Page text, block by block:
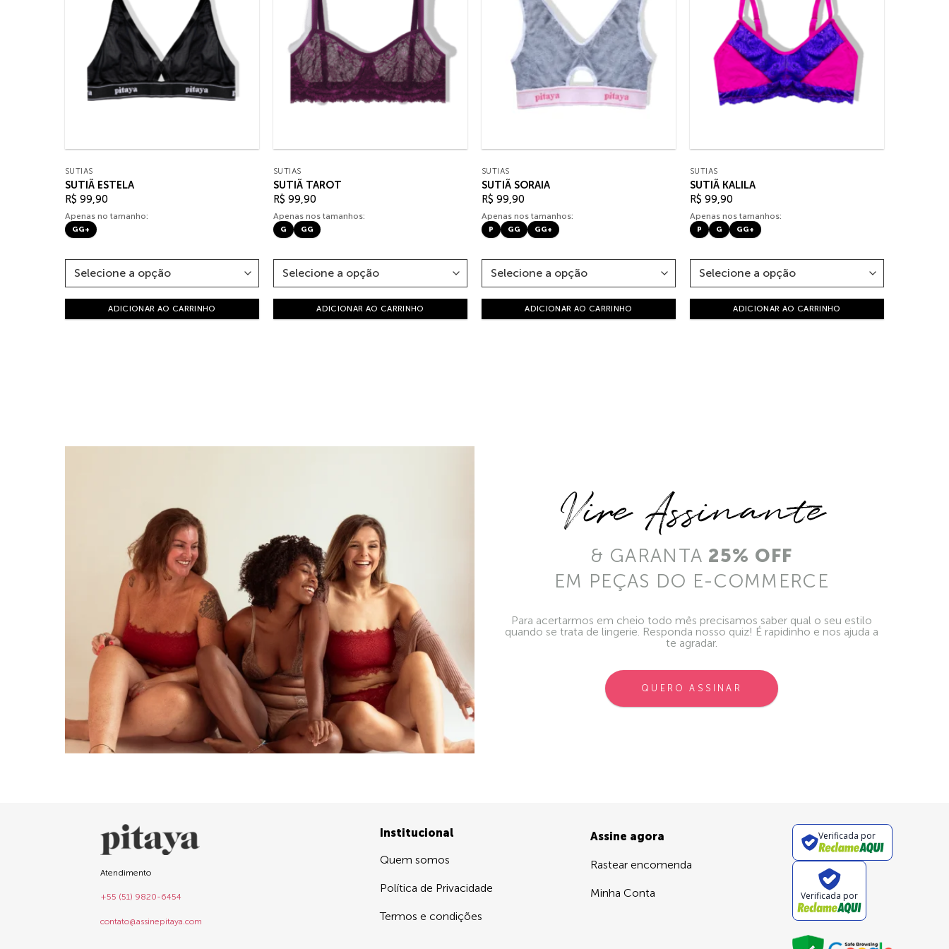
SUTIÃS
SUTIÃ ESTELA
R$ 99,90
Apenas no tamanho:
GG+
ADICIONAR AO CARRINHO
SUTIÃS
SUTIÃ TAROT
R$ 99,90
Apenas nos tamanhos:
G GG
ADICIONAR AO CARRINHO
SUTIÃS
SUTIÃ SORAIA
R$ 99,90
Apenas nos tamanhos:
P GG GG+
ADICIONAR AO CARRINHO
SUTIÃS
SUTIÃ KALILA
R$ 99,90
Apenas nos tamanhos:
P G GG+
ADICIONAR AO CARRINHO
Vire Assinante
& GARANTA 25% OFF
EM PEÇAS DO E-COMMERCE
Para acertarmos em cheio todo mês precisamos saber qual o seu estilo
quando se trata de lingerie. Responda nosso quiz! É rapidinho e nos ajuda a
te agradar.
QUERO ASSINAR
Atendimento
+55 (51) 9820-6454
contato@assinepitaya.com
Institucional
Quem somos
Política de Privacidade
Termos e condições
Assine agora
Rastear encomenda
Minha Conta
Verificada por
Verificada por